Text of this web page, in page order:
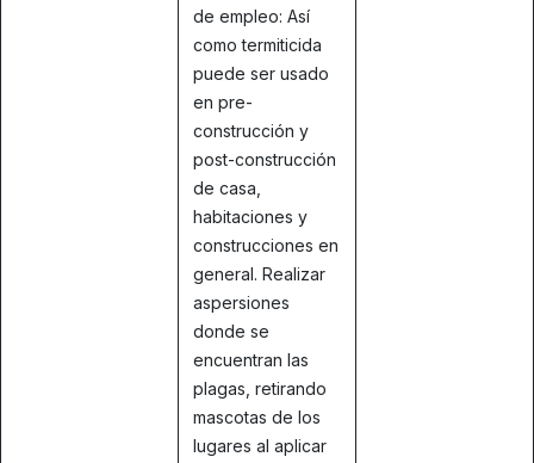
de empleo: Así
como termiticida
puede ser usado
en pre-
construcción y
post-construcción
de casa,
habitaciones y
construcciones en
general. Realizar
aspersiones
donde se
encuentran las
plagas, retirando
mascotas de los
lugares al aplicar